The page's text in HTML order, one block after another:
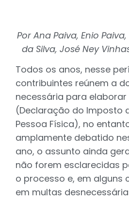
Por Ana Paiva, Enio
da Silva, José Ney
Todos os anos, nesse
contribuintes reúnem a
necessária para elaborar
(Declaração do Imposto
Pessoa Física), no
amplamente debatido
ano, o assunto ainda
não forem esclarecidas
o processo e, em alguns
em multas